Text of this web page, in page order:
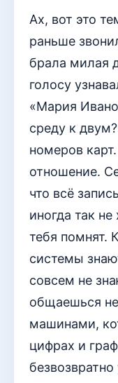
Ах, вот это
раньше
брала милая
голосу
«Мария
среду к
номеров
отношение.
что всё
иногда так не
тебя помнят.
системы
совсем не
общаешься
машинами,
цифрах и
безвозвратно